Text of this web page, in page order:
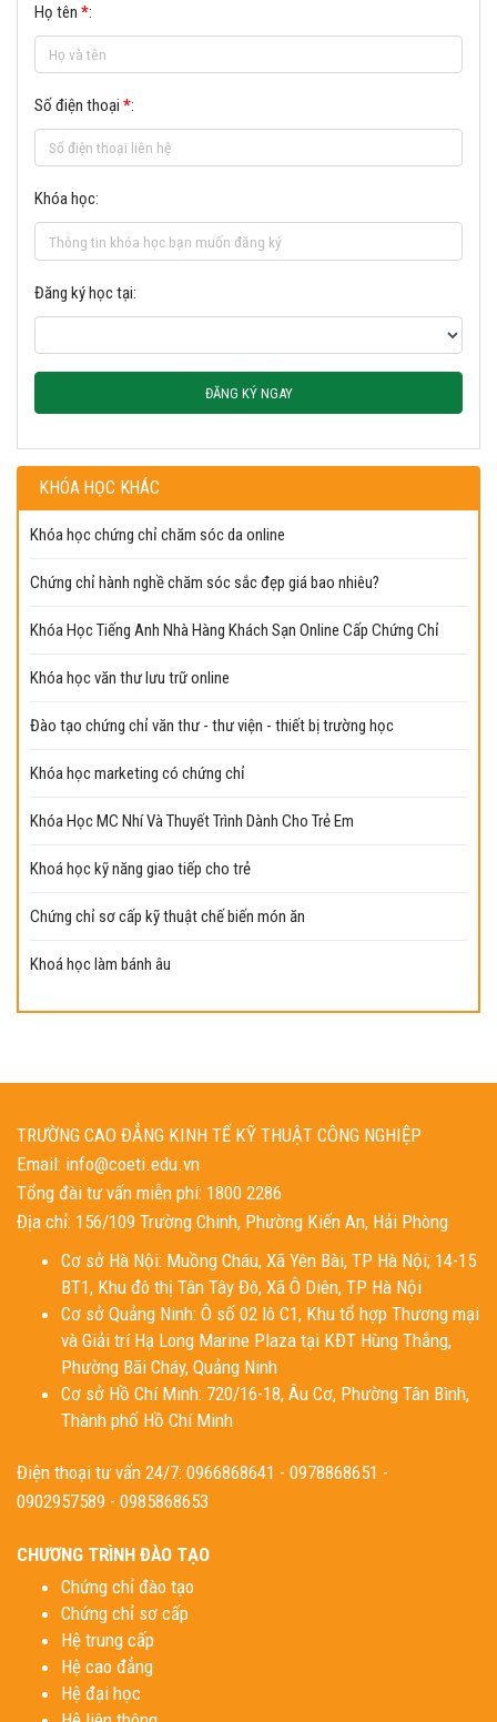
Họ tên *:
Số điện thoại *:
Khóa học:
Đăng ký học tại:
ĐĂNG KÝ NGAY
KHÓA HỌC KHÁC
Khóa học chứng chỉ chăm sóc da online
Chứng chỉ hành nghề chăm sóc sắc đẹp giá bao nhiêu?
Khóa Học Tiếng Anh Nhà Hàng Khách Sạn Online Cấp Chứng Chỉ
Khóa học văn thư lưu trữ online
Đào tạo chứng chỉ văn thư - thư viện - thiết bị trường học
Khóa học marketing có chứng chỉ
Khóa Học MC Nhí Và Thuyết Trình Dành Cho Trẻ Em
Khoá học kỹ năng giao tiếp cho trẻ
Chứng chỉ sơ cấp kỹ thuật chế biến món ăn
Khoá học làm bánh âu
TRƯỜNG CAO ĐẲNG KINH TẾ KỸ THUẬT CÔNG NGHIỆP
Email: info@coeti.edu.vn
Tổng đài tư vấn miễn phí: 1800 2286
Địa chỉ: 156/109 Trường Chinh, Phường Kiến An, Hải Phòng
Cơ sở Hà Nội: Muồng Cháu, Xã Yên Bài, TP Hà Nội; 14-15
BT1, Khu đô thị Tân Tây Đô, Xã Ô Diên, TP Hà Nội
Cơ sở Quảng Ninh: Ô số 02 lô C1, Khu tổ hợp Thương mại
và Giải trí Hạ Long Marine Plaza tại KĐT Hùng Thắng,
Phường Bãi Cháy, Quảng Ninh
Cơ sở Hồ Chí Minh: 720/16-18, Âu Cơ, Phường Tân Bình,
Thành phố Hồ Chí Minh
Điện thoại tư vấn 24/7: 0966868641 - 0978868651 -
0902957589 - 0985868653
CHƯƠNG TRÌNH ĐÀO TẠO
Chứng chỉ đào tạo
Chứng chỉ sơ cấp
Hệ trung cấp
Hệ cao đẳng
Hệ đại học